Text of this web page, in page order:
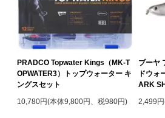
PRADCO Topwater Kings（MK-T
OPWATER3）トップウォーター キ
ングスセット
10,780円(本体9,800円、税980円)
ブーヤ
ドウォ
ARK
2,499